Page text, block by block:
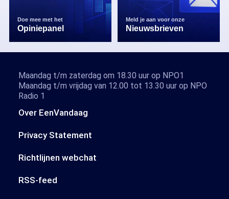
Doe mee met het
Opiniepanel
Meld je aan voor onze
Nieuwsbrieven
Over EenVandaag
Privacy Statement
Richtlijnen webchat
RSS-feed
Maandag t/m zaterdag om 18.30 uur op NPO1
Maandag t/m vrijdag van 12.00 tot 13.30 uur op NPO
Radio 1